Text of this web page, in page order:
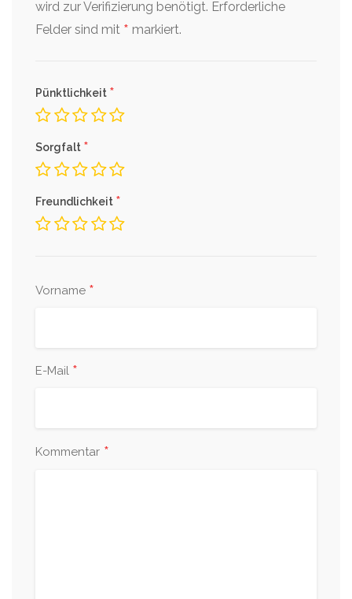
wird zur Verifizierung benötigt. Erforderliche
Felder sind mit * markiert.
Pünktlichkeit *
Sorgfalt *
Freundlichkeit *
Vorname *
E-Mail *
Kommentar *